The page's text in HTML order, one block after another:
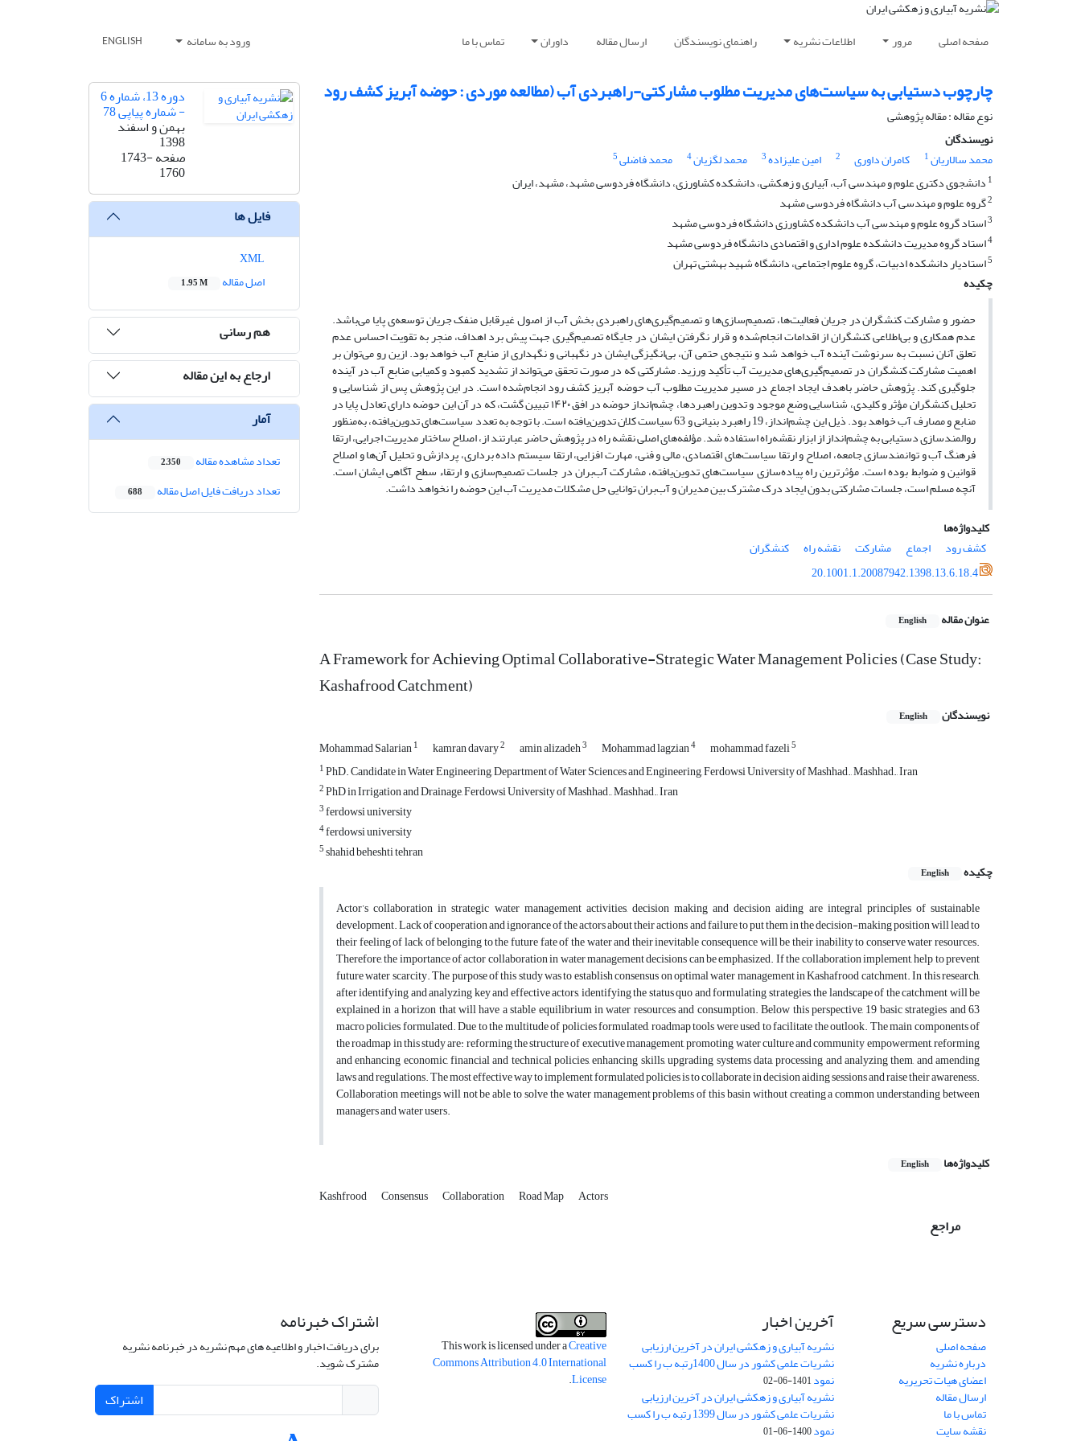
صفحه اصلی مرور اطلاعات نشریه راهنمای نویسندگان ارسال مقاله داوران تماس با ما ورود به سامانه ENGLISH
چارچوب دستیابی به سیاست‌های مدیریت مطلوب مشارکتی-راهبردی آب (مطالعه موردی : حوضه آبریز کشف رود
نوع مقاله : مقاله پژوهشی
نویسندگان
محمد سالاریان1 کامران داوری 2 امین علیزاده3 محمد لگزیان4 محمد فاضلی5
1 دانشجوی دکتری علوم و مهندسی آب، آبیاری و زهکشی، دانشکده کشاورزی، دانشگاه فردوسی مشهد، مشهد، ایران
2گروه علوم و مهندسی آب دانشگاه فردوسی مشهد
3استاد گروه علوم و مهندسی آب دانشکده کشاورزی دانشگاه فردوسی مشهد
4استاد گروه مدیریت دانشکده علوم اداری و اقتصادی دانشگاه فردوسی مشهد
5استادیار دانشکده ادبیات، گروه علوم اجتماعی، دانشگاه شهید بهشتی تهران
چکیده
حضور و مشارکت کنشگران در جریان فعالیت‌ها، تصمیم‌‌سازی‌ها و تصمیم‌گیری‌های راهبردی بخش آب از اصول غیرقابل منفک جریان توسعه‌ی پایا می‌باشد.
عدم همکاری و بی‌اطلاعی کنشگران از اقدامات انجام‌شده و قرار نگرفتن ایشان در جایگاه تصمیم‌گیری جهت پیش برد اهداف، منجر به تقویت احساس عدم
تعلق آنان نسبت به سرنوشت آینده آب خواهد شد و نتیجه‌ی حتمی آن، بی‌انگیزگی ایشان در نگهبانی و نگهداری از منابع آب خواهد بود. ازین رو می‌توان بر
اهمیت مشارکت کنشگران در تصمیم‌گیری‌های مدیریت آب تأکید ورزید. مشارکتی که در صورت تحقق می‌تواند از تشدید کمبود و کمیابی منابع آب در آینده
جلوگیری کند. پژوهش حاضر باهدف ایجاد اجماع در مسیر مدیریت مطلوب آب حوضه آبریز کشف رود انجام‌شده است. در این پژوهش پس از شناسایی و
تحلیل کنشگران مؤثر و کلیدی، شناسایی وضع موجود و تدوین راهبردها، چشم‌انداز حوضه در افق ۱۴۲۰ تبیین گشت، که در آن این حوضه دارای تعادل پایا در
منابع و مصارف آب خواهد بود. ذیل این چشم‌انداز، 19 راهبرد بنیانی و 63 سیاست کلان تدوین‌یافته است. با توجه به تعدد سیاست‌های تدوین‌یافته، به‌منظور
روالمندسازی دستیابی به چشم‌انداز از ابزار نقشه‌راه استفاده شد. مؤلفه‌های اصلی نقشه راه در پژوهش حاضر عبارتند از، اصلاح ساختار مدیریت اجرایی، ارتقا
فرهنگ آب و توانمندسازی جامعه، اصلاح و ارتقا سیاست‌های اقتصادی، مالی و فنی، مهارت افزایی، ارتقا سیستم داده برداری، پردازش و تحلیل آن‌ها و اصلاح
قوانین و ضوابط بوده است. مؤثرترین راه پیاده‌سازی سیاست‌های تدوین‌یافته، مشارکت آب‌بران در جلسات تصمیم‌سازی و ارتقاء سطح آگاهی ایشان است.
آنچه مسلم است، جلسات مشارکتی بدون ایجاد درک مشترک بین مدیران و آب‌بران‌ توانایی حل مشکلات مدیریت آب این حوضه را نخواهد داشت.
کلیدواژه‌ها
کشف رود
اجماع مشارکت نقشه راه
کنشگران
20.1001.1.20087942.1398.13.6.18.4
عنوان مقاله English
A Framework for Achieving Optimal Collaborative-Strategic Water Management Policies (Case Study:
Kashafrood Catchment)
نویسندگان English
Mohammad Salarian1 kamran davary2 amin alizadeh3 Mohammad lagzian4 mohammad fazeli5
1PhD. Candidate in Water Engineering, Department of Water Sciences and Engineering, Ferdowsi University of Mashhad., Mashhad., Iran
2PhD in Irrigation and Drainage, Ferdowsi University of Mashhad., Mashhad., Iran
3ferdowsi university
4ferdowsi university
5shahid beheshti tehran
چکیده
English
Actor’s collaboration in strategic water management activities, decision making and decision aiding are integral principles of sustainable
development. Lack of cooperation and ignorance of the actors about their actions and failure to put them in the decision-making position will lead to
their feeling of lack of belonging to the future fate of the water and their inevitable consequence will be their inability to conserve water resources.
Therefore, the importance of actor collaboration in water management decisions can be emphasized. If the collaboration implement, help to prevent
future water scarcity. The purpose of this study was to establish consensus on optimal water management in Kashafrood catchment. In this research,
after identifying and analyzing key and effective actors, identifying the status quo and formulating strategies, the landscape of the catchment will be
explained in a horizon that will have a stable equilibrium in water resources and consumption. Below this perspective, 19 basic strategies and 63
macro policies formulated. Due to the multitude of policies formulated, roadmap tools were used to facilitate the outlook. The main components of
the roadmap in this study are: reforming the structure of executive management, promoting water culture and community empowerment, reforming
and enhancing economic, financial and technical policies, enhancing skills, upgrading systems data, processing and analyzing them, and amending
laws and regulations. The most effective way to implement formulated policies is to collaborate in decision aiding sessions and raise their awareness.
Collaboration meetings will not be able to solve the water management problems of this basin without creating a common understanding between
managers and water users.
کلیدواژه‌ها English
Kashfrood Consensus Collaboration Road Map Actors
مراجع
دوره 13، شماره 6
- شماره پیاپی 78
بهمن و اسفند
1398
صفحه1743-
1760
فایل ها
اصل مقاله
1.95 M
هم رسانی
ارجاع به این مقاله
آمار
تعداد مشاهده مقاله 2,350
تعداد دریافت فایل اصل مقاله 688
دسترسی سریع
صفحه اصلی
درباره نشریه
اعضای هیات تحریریه
ارسال مقاله
تماس با ما
نقشه سایت
آخرین اخبار
نشریه آبیاری و زهکشی ایران در آخرین ارزیابی
نشریات علمی کشور در سال 1400رتبه ب را کسب
نمود1401-06-02
نشریه آبیاری و زهکشی ایران در آخرین ارزیابی
نشریات علمی کشور در سال 1399 رتبه ب را کسب
نمود1400-06-01
This work is licensed under aCreative
Commons Attribution 4.0 International
License
.
اشتراک خبرنامه
برای دریافت اخبار و اطلاعیه های مهم نشریه در خبرنامه نشریه
مشترک شوید.
اشتراک